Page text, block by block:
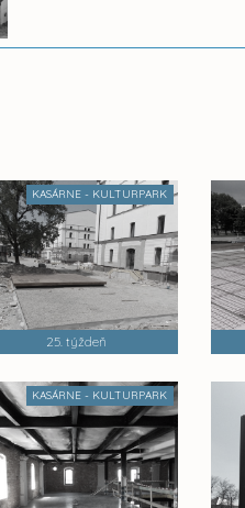
KASÁRNE - KULTURPARK
25. týždeň
KASÁRNE - KULTURPARK